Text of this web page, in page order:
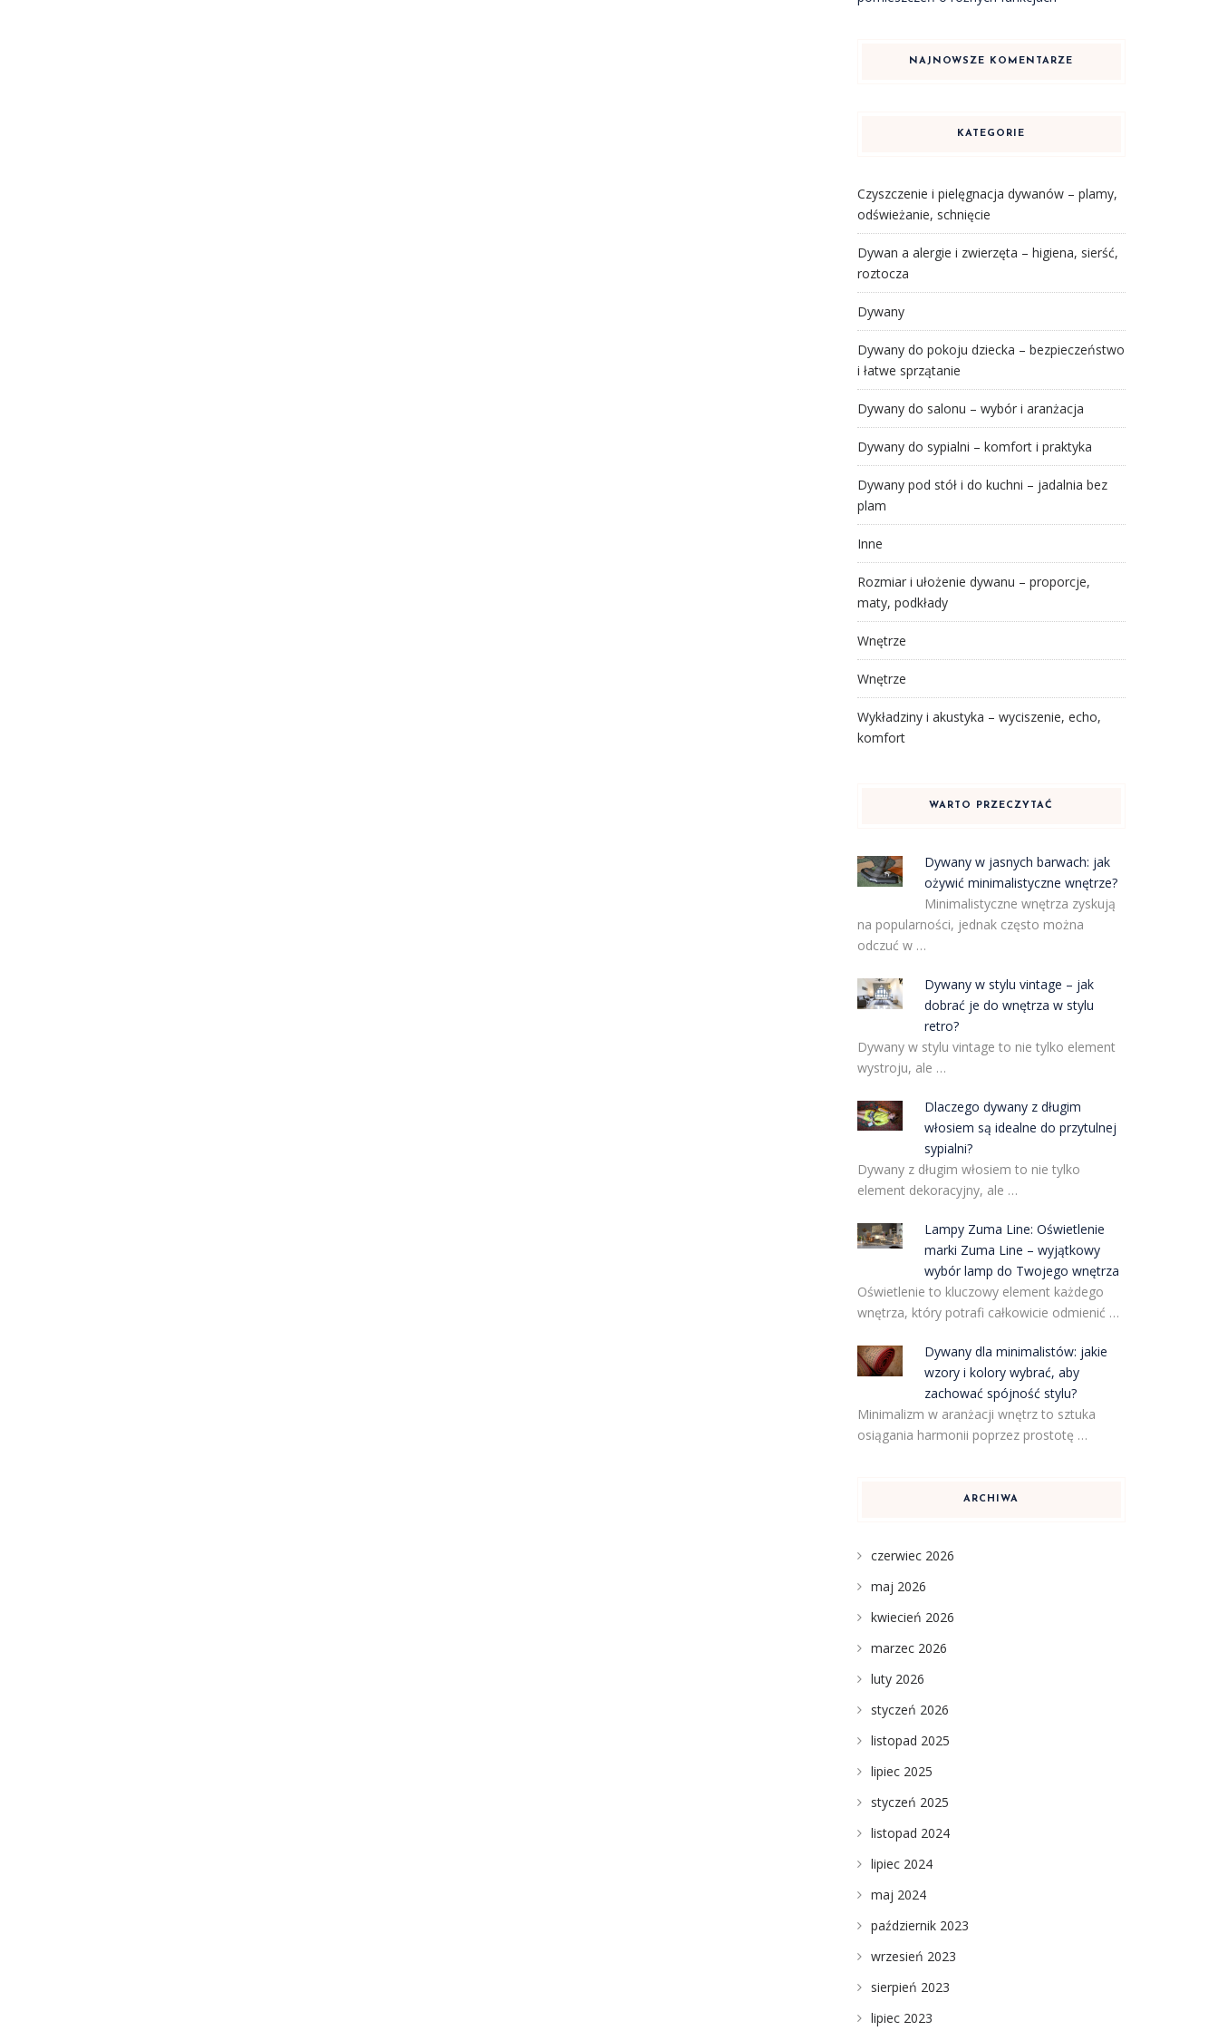
NAJNOWSZE KOMENTARZE
KATEGORIE
Czyszczenie i pielęgnacja dywanów – plamy,
odświeżanie, schnięcie
Dywan a alergie i zwierzęta – higiena, sierść,
roztocza
Dywany
Dywany do pokoju dziecka – bezpieczeństwo
i łatwe sprzątanie
Dywany do salonu – wybór i aranżacja
Dywany do sypialni – komfort i praktyka
Dywany pod stół i do kuchni – jadalnia bez
plam
Inne
Rozmiar i ułożenie dywanu – proporcje,
maty, podkłady
Wnętrze
Wnętrze
Wykładziny i akustyka – wyciszenie, echo,
komfort
WARTO PRZECZYTAĆ
Dywany w jasnych barwach: jak
ożywić minimalistyczne wnętrze?
Minimalistyczne wnętrza zyskują
na popularności, jednak często można
odczuć w …
Dywany w stylu vintage – jak
dobrać je do wnętrza w stylu
retro?
Dywany w stylu vintage to nie tylko element
wystroju, ale …
Dlaczego dywany z długim
włosiem są idealne do przytulnej
sypialni?
Dywany z długim włosiem to nie tylko
element dekoracyjny, ale …
Lampy Zuma Line: Oświetlenie
marki Zuma Line – wyjątkowy
wybór lamp do Twojego wnętrza
Oświetlenie to kluczowy element każdego
wnętrza, który potrafi całkowicie odmienić …
Dywany dla minimalistów: jakie
wzory i kolory wybrać, aby
zachować spójność stylu?
Minimalizm w aranżacji wnętrz to sztuka
osiągania harmonii poprzez prostotę …
ARCHIWA
czerwiec 2026
maj 2026
kwiecień 2026
marzec 2026
luty 2026
styczeń 2026
listopad 2025
lipiec 2025
styczeń 2025
listopad 2024
lipiec 2024
maj 2024
październik 2023
wrzesień 2023
sierpień 2023
lipiec 2023